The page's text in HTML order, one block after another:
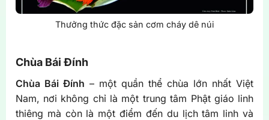
Thưởng thức đặc sản cơm cháy dê núi
Chùa Bái Đính
Chùa Bái Đính – một quần thể chùa lớn nhất Việt
Nam, nơi không chỉ là một trung tâm Phật giáo linh
thiêng mà còn là một điểm đến du lịch tâm linh và